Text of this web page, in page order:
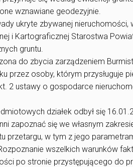
wznawiane geodezyjnie.
ukryte zbywanej
i Kartograficznej Starostwa
gruntu.
do zbycia zarządzeniem
przez osoby, którym przysługuje
2 ustawy o gospodarce
działek odbył się
zapoznać się we własnym
przetargu, w tym z jego
wszelkich warunków
po stronie przystępującego do